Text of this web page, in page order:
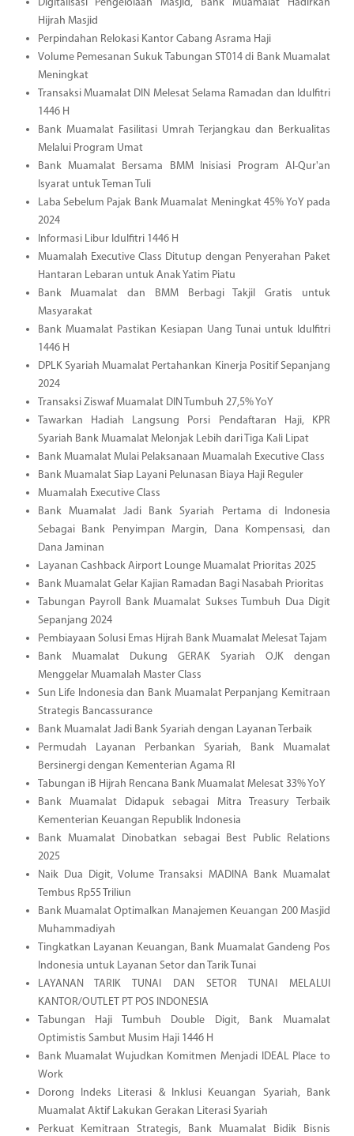
Digitalisasi Pengelolaan Masjid, Bank Muamalat Hadirkan
Hijrah Masjid
Perpindahan Relokasi Kantor Cabang Asrama Haji
Volume Pemesanan Sukuk Tabungan ST014 di Bank Muamalat
Meningkat
Transaksi Muamalat DIN Melesat Selama Ramadan dan Idulfitri
1446 H
Bank Muamalat Fasilitasi Umrah Terjangkau dan Berkualitas
Melalui Program Umat
Bank Muamalat Bersama BMM Inisiasi Program Al-Qur'an
Isyarat untuk Teman Tuli
Laba Sebelum Pajak Bank Muamalat Meningkat 45% YoY pada
2024
Informasi Libur Idulfitri 1446 H
Muamalah Executive Class Ditutup dengan Penyerahan Paket
Hantaran Lebaran untuk Anak Yatim Piatu
Bank Muamalat dan BMM Berbagi Takjil Gratis untuk
Masyarakat
Bank Muamalat Pastikan Kesiapan Uang Tunai untuk Idulfitri
1446 H
DPLK Syariah Muamalat Pertahankan Kinerja Positif Sepanjang
2024
Transaksi Ziswaf Muamalat DIN Tumbuh 27,5% YoY
Tawarkan Hadiah Langsung Porsi Pendaftaran Haji, KPR
Syariah Bank Muamalat Melonjak Lebih dari Tiga Kali Lipat
Bank Muamalat Mulai Pelaksanaan Muamalah Executive Class
Bank Muamalat Siap Layani Pelunasan Biaya Haji Reguler
Muamalah Executive Class
Bank Muamalat Jadi Bank Syariah Pertama di Indonesia
Sebagai Bank Penyimpan Margin, Dana Kompensasi, dan
Dana Jaminan
Layanan Cashback Airport Lounge Muamalat Prioritas 2025
Bank Muamalat Gelar Kajian Ramadan Bagi Nasabah Prioritas
Tabungan Payroll Bank Muamalat Sukses Tumbuh Dua Digit
Sepanjang 2024
Pembiayaan Solusi Emas Hijrah Bank Muamalat Melesat Tajam
Bank Muamalat Dukung GERAK Syariah OJK dengan
Menggelar Muamalah Master Class
Sun Life Indonesia dan Bank Muamalat Perpanjang Kemitraan
Strategis Bancassurance
Bank Muamalat Jadi Bank Syariah dengan Layanan Terbaik
Permudah Layanan Perbankan Syariah, Bank Muamalat
Bersinergi dengan Kementerian Agama RI
Tabungan iB Hijrah Rencana Bank Muamalat Melesat 33% YoY
Bank Muamalat Didapuk sebagai Mitra Treasury Terbaik
Kementerian Keuangan Republik Indonesia
Bank Muamalat Dinobatkan sebagai Best Public Relations
2025
Naik Dua Digit, Volume Transaksi MADINA Bank Muamalat
Tembus Rp55 Triliun
Bank Muamalat Optimalkan Manajemen Keuangan 200 Masjid
Muhammadiyah
Tingkatkan Layanan Keuangan, Bank Muamalat Gandeng Pos
Indonesia untuk Layanan Setor dan Tarik Tunai
LAYANAN TARIK TUNAI DAN SETOR TUNAI MELALUI
KANTOR/OUTLET PT POS INDONESIA
Tabungan Haji Tumbuh Double Digit, Bank Muamalat
Optimistis Sambut Musim Haji 1446 H
Bank Muamalat Wujudkan Komitmen Menjadi IDEAL Place to
Work
Dorong Indeks Literasi & Inklusi Keuangan Syariah, Bank
Muamalat Aktif Lakukan Gerakan Literasi Syariah
Perkuat Kemitraan Strategis, Bank Muamalat Bidik Bisnis